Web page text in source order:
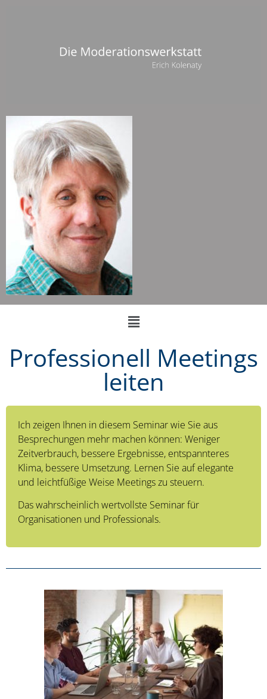
Professionell Meetings
leiten
Ich zeigen Ihnen in diesem Seminar wie Sie aus
Besprechungen mehr machen können: Weniger
Zeitverbrauch, bessere Ergebnisse, entspannteres
Klima, bessere Umsetzung. Lernen Sie auf elegante
und leichtfüßige Weise Meetings zu steuern.
Das wahrscheinlich wertvollste Seminar für
Organisationen und Professionals.